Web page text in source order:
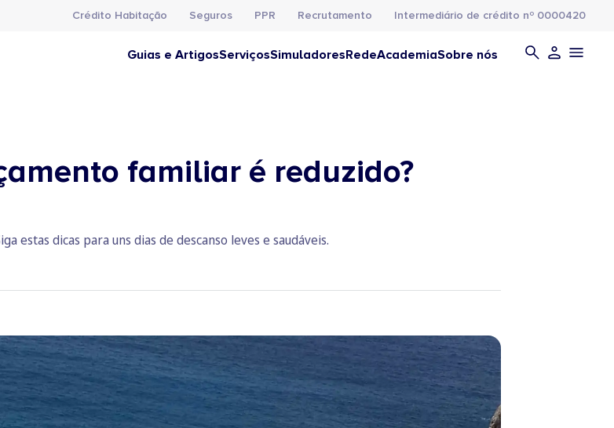
Crédito Habitação Seguros PPR Recrutamento Intermediário de crédito nº 0000420
Guias e ArtigosServiçosSimuladoresRedeAcademiaSobre nós
familiar é reduzido?
estas dicas para uns dias de descanso leves e saudáveis.